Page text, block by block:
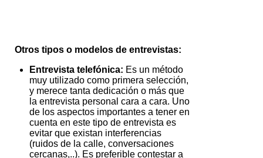
Otros tipos o modelos de entrevistas:
Entrevista telefónica: Es un método
muy utilizado como primera selección,
y merece tanta dedicación o más que
la entrevista personal cara a cara. Uno
de los aspectos importantes a tener en
cuenta en este tipo de entrevista es
evitar que existan interferencias
(ruidos de la calle, conversaciones
cercanas,..). Es preferible contestar a